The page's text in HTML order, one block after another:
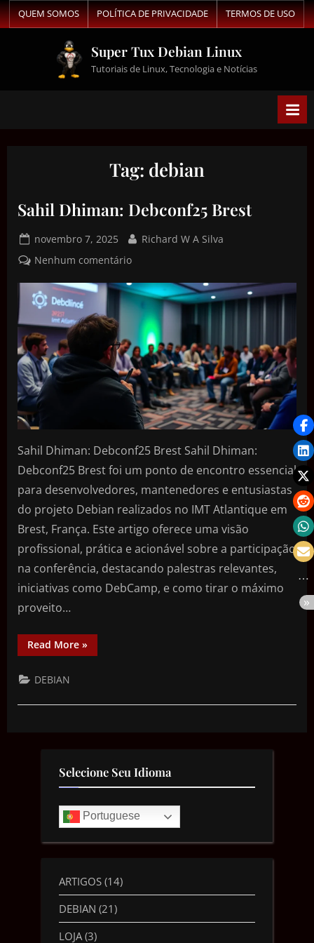
QUEM SOMOS POLÍTICA DE PRIVACIDADE TERMOS DE USO
Super Tux Debian Linux
Tutoriais de Linux, Tecnologia e Notícias
Tag: debian
Sahil Dhiman: Debconf25 Brest
novembro 7, 2025
Richard W A Silva
Nenhum comentário
Sahil Dhiman: Debconf25 Brest Sahil Dhiman:
Debconf25 Brest foi um ponto de encontro essencial
para desenvolvedores, mantenedores e entusiastas
do projeto Debian realizados no IMT Atlantique em
Brest, França. Este artigo oferece uma visão
profissional, prática e acionável sobre a participação
na conferência, destacando palestras relevantes,
iniciativas como DebCamp, e como tirar o máximo
proveito…
Read More »
DEBIAN
Selecione Seu Idioma
Portuguese
ARTIGOS (14)
DEBIAN (21)
LOJA(3)